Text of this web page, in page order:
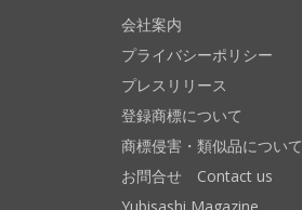
会社案内
プライバシーポリシー
プレスリリース
登録商標について
商標侵害・類似品について
お問合せ Contact us